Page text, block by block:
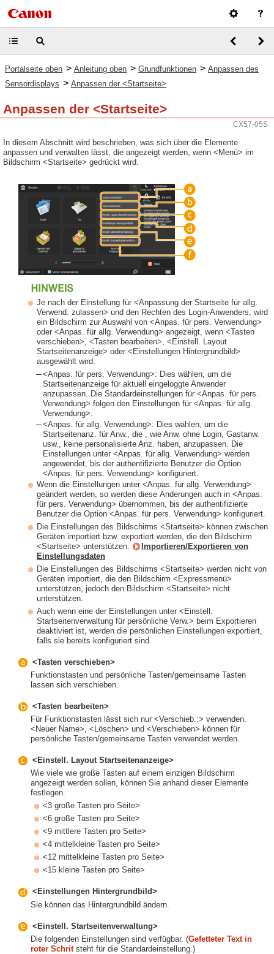
Portalseite oben > Anleitung oben > Grundfunktionen > Anpassen des
Sensordisplays > Anpassen der <Startseite>
Anpassen der <Startseite>
CX57-05S
In diesem Abschnitt wird beschrieben, was sich über die Elemente
anpassen und verwalten lässt, die angezeigt werden, wenn <Menü> im
Bildschirm <Startseite> gedrückt wird.
Je nach der Einstellung für <Anpassung der Startseite für allg.
Verwend. zulassen> und den Rechten des Login-Anwenders, wird
ein Bildschirm zur Auswahl von <Anpas. für pers. Verwendung>
oder <Anpas. für allg. Verwendung> angezeigt, wenn <Tasten
verschieben>, <Tasten bearbeiten>, <Einstell. Layout
Startseitenanzeige> oder <Einstellungen Hintergrundbild>
ausgewählt wird.
<Anpas. für pers. Verwendung>: Dies wählen, um die
Startseitenanzeige für aktuell eingeloggte Anwender
anzupassen. Die Standardeinstellungen für <Anpas. für pers.
Verwendung> folgen den Einstellungen für <Anpas. für allg.
Verwendung>.
<Anpas. für allg. Verwendung>: Dies wählen, um die
Startseitenanz. für Anw., die , wie Anw. ohne Login, Gastanw.
usw., keine personalisierte Anz. haben, anzupassen. Die
Einstellungen unter <Anpas. für allg. Verwendung> werden
angewendet, bis der authentifizierte Benutzer die Option
<Anpas. für pers. Verwendung> konfiguriert.
Wenn die Einstellungen unter <Anpas. für allg. Verwendung>
geändert werden, so werden diese Änderungen auch in <Anpas.
für pers. Verwendung> übernommen, bis der authentifizierte
Benutzer die Option <Anpas. für pers. Verwendung> konfiguriert.
Die Einstellungen des Bildschirms <Startseite> können zwischen
Geräten importiert bzw. exportiert werden, die den Bildschirm
<Startseite> unterstützen.
Importieren/Exportieren von
Einstellungsdaten
Die Einstellungen des Bildschirms <Startseite> werden nicht von
Geräten importiert, die den Bildschirm <Expressmenü>
unterstützen, jedoch den Bildschirm <Startseite> nicht
unterstützen.
Auch wenn eine der Einstellungen unter <Einstell.
Startseitenverwaltung für persönliche Verw.> beim Exportieren
deaktiviert ist, werden die persönlichen Einstellungen exportiert,
falls sie bereits konfiguriert sind.
<Tasten verschieben>
Funktionstasten und persönliche Tasten/gemeinsame Tasten
lassen sich verschieben.
<Tasten bearbeiten>
Für Funktionstasten lässt sich nur <Verschieb.:> verwenden.
<Neuer Name>, <Löschen> und <Verschieben> können für
persönliche Tasten/gemeinsame Tasten verwendet werden.
<Einstell. Layout Startseitenanzeige>
Wie viele wie große Tasten auf einem einzigen Bildschirm
angezeigt werden sollen, können Sie anhand dieser Elemente
festlegen.
<3 große Tasten pro Seite>
<6 große Tasten pro Seite>
<9 mittlere Tasten pro Seite>
<4 mittelkleine Tasten pro Seite>
<12 mittelkleine Tasten pro Seite>
<15 kleine Tasten pro Seite>
<Einstellungen Hintergrundbild>
Sie können das Hintergrundbild ändern.
<Einstell. Startseitenverwaltung>
Die folgenden Einstellungen sind verfügbar. (Gefetteter Text in
roter Schrit steht für die Standardeinstellung.)